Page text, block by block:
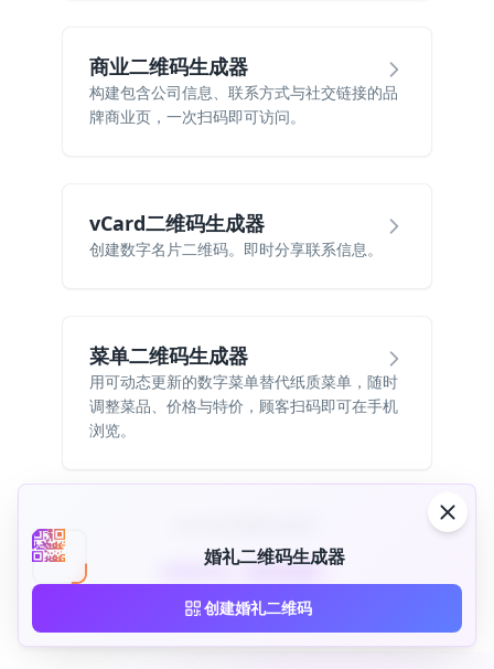
商业二维码生成器
构建包含公司信息、联系方式与社交链接的品
牌商业页，一次扫码即可访问。
vCard二维码生成器
创建数字名片二维码。即时分享联系信息。
菜单二维码生成器
用可动态更新的数字菜单替代纸质菜单，随时
调整菜品、价格与特价，顾客扫码即可在手机
浏览。
查看所有二维码类型
婚礼二维码生成器
创建婚礼二维码